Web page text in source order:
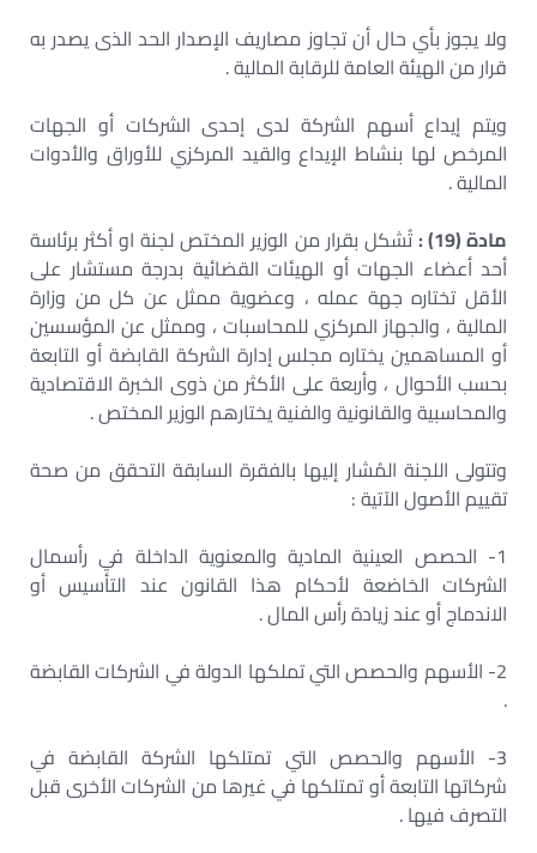
ولا يجوز بأي حال أن تجاوز مصاريف الإصدار الحد الذى يصدر به
قرار من الهيئة العامة للرقابة المالية .
ويتم إيداع أسهم الشركة لدى إحدى الشركات أو الجهات
المرخص لها بنشاط الإيداع والقيد المركزي للأوراق والأدوات
المالية .
مادة (19) :
تُشكل بقرار من الوزير المختص لجنة او أكثر برئاسة
أحد أعضاء الجهات أو الهيئات القضائية بدرجة مستشار على
الأقل تختاره جهة عمله ، وعضوية ممثل عن كل من وزارة
المالية ، والجهاز المركزي للمحاسبات ، وممثل عن المؤسسين
أو المساهمين يختاره مجلس إدارة الشركة القابضة أو التابعة
بحسب الأحوال ، وأربعة على الأكثر من ذوى الخبرة الاقتصادية
والمحاسبية والقانونية والفنية يختارهم الوزير المختص .
وتتولى اللجنة المُشار إليها بالفقرة السابقة التحقق من صحة
تقييم الأصول الآتية :
1- الحصص العينية المادية والمعنوية الداخلة في رأسمال
الشركات الخاضعة لأحكام هذا القانون عند التأسيس أو
الاندماج أو عند زيادة رأس المال .
2- الأسهم والحصص التي تملكها الدولة في الشركات القابضة
.
3- الأسهم والحصص التي تمتلكها الشركة القابضة في
شركاتها التابعة أو تمتلكها في غيرها من الشركات الأخرى قبل
التصرف فيها .